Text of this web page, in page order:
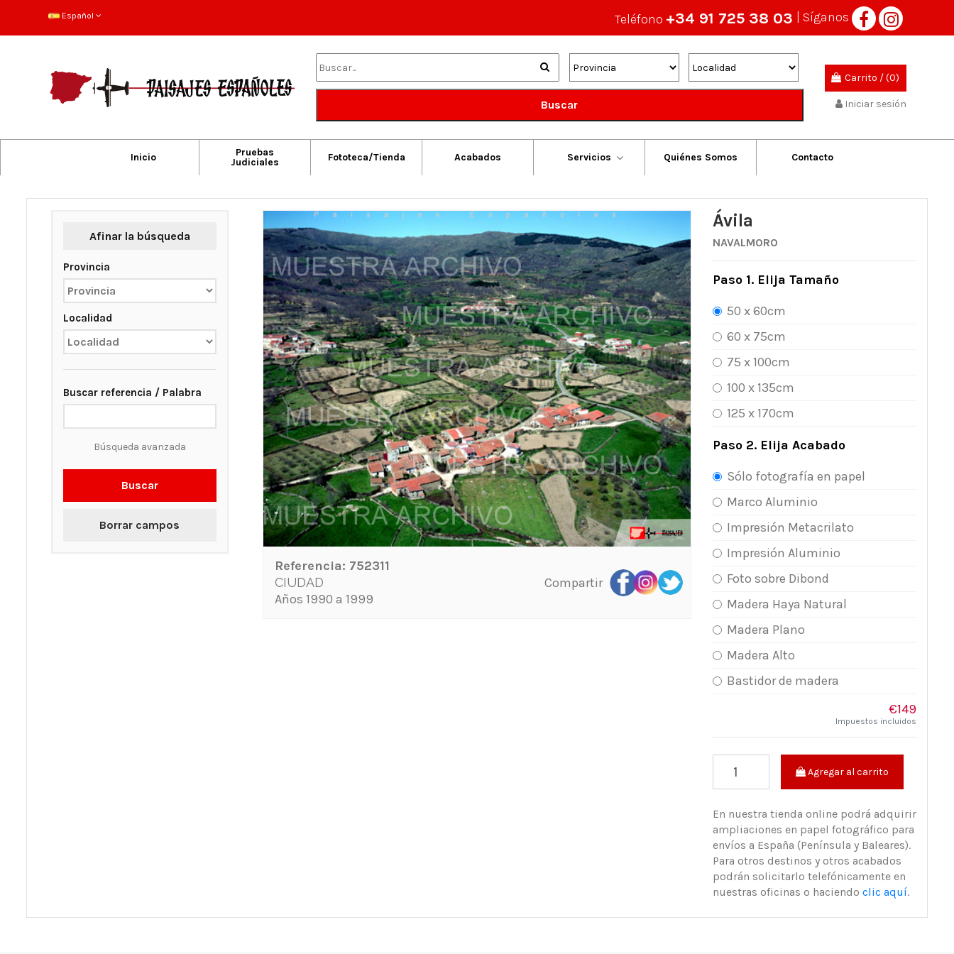
Español Teléfono +34 91 725 38 03 | Síganos
Buscar
Carrito /(0)
Iniciar sesión
Inicio
Pruebas
Judiciales
Fototeca/Tienda Acabados Servicios Quiénes Somos Contacto
Afinar la búsqueda
Provincia
Localidad
Buscar referencia / Palabra
Búsqueda avanzada
Buscar
Borrar campos
Referencia: 752311
CIUDAD
Años 1990 a 1999
Compartir
Ávila
NAVALMORO
Paso 1. Elija Tamaño
50 x 60cm
60 x 75cm
75 x 100cm
100 x 135cm
125 x 170cm
Paso 2. Elija Acabado
Sólo fotografía en papel
Marco Aluminio
Impresión Metacrilato
Impresión Aluminio
Foto sobre Dibond
Madera Haya Natural
Madera Plano
Madera Alto
Bastidor de madera
€149
Impuestos incluidos
Agregar al carrito
En nuestra tienda online podrá adquirir
ampliaciones en papel fotográfico para
envíos a España (Península y Baleares).
Para otros destinos y otros acabados
podrán solicitarlo telefónicamente en
nuestras oficinas o haciendo clic aquí.